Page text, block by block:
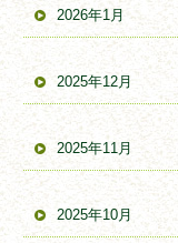
2026年1月
2025年12月
2025年11月
2025年10月